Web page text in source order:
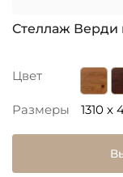
Стеллаж Верди
Цвет
Размеры 1310 x